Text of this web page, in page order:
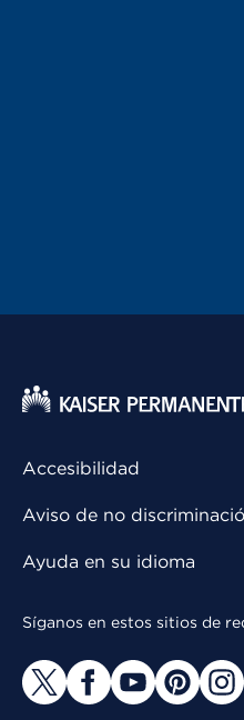
Accesibilidad
Aviso de no
Ayuda en su idioma
Síganos en estos sitios de